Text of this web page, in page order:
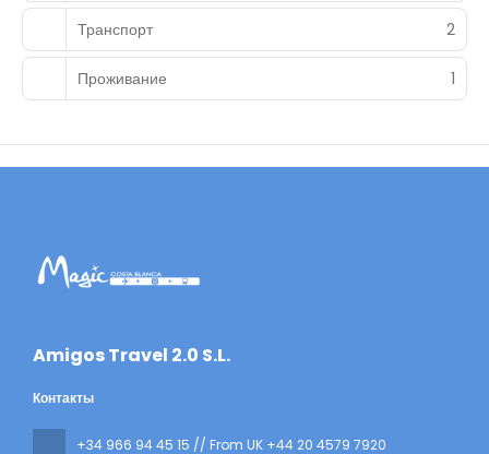
Транспорт 2
Проживание 1
​Amigos Travel 2.0 S.L.
Контакты
+34 966 94 45 15 // From UK +44 20 4579 7920